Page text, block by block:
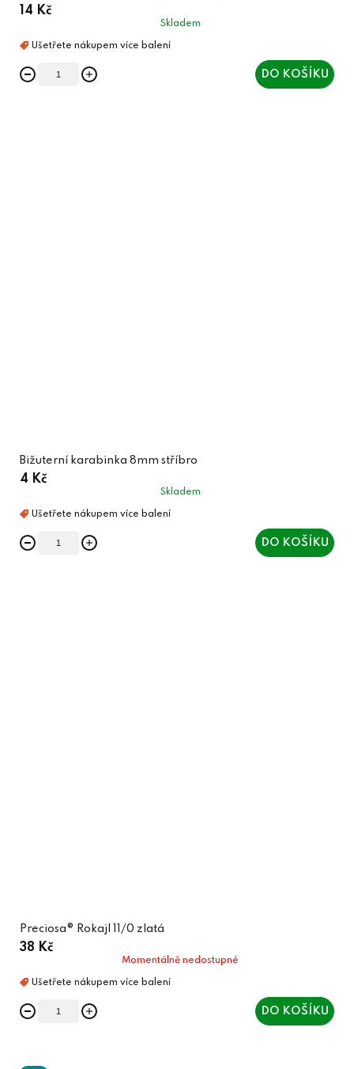
14 Kč
Skladem
DO KOŠÍKU
Bižuterní karabinka 8mm stříbro
4 Kč
Skladem
DO KOŠÍKU
Preciosa® Rokajl 11/0 zlatá
38 Kč
Momentálně nedostupné
DO KOŠÍKU